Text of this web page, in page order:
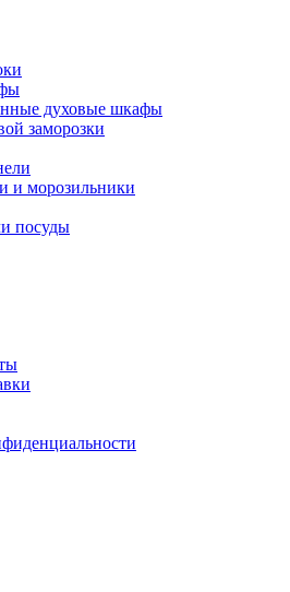
духовые шкафы
заморозки
и морозильники
посуды